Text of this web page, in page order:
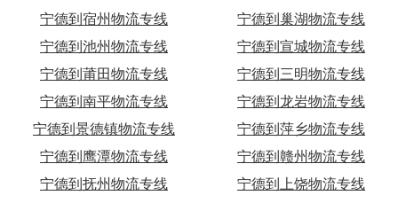
宁德到宿州物流专线
宁德到巢湖物流专线
宁德到池州物流专线
宁德到宣城物流专线
宁德到莆田物流专线
宁德到三明物流专线
宁德到南平物流专线
宁德到龙岩物流专线
宁德到景德镇物流专线
宁德到萍乡物流专线
宁德到鹰潭物流专线
宁德到赣州物流专线
宁德到抚州物流专线
宁德到上饶物流专线